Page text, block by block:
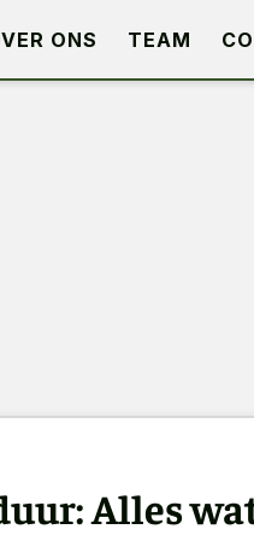
ONS TEAM
Alles